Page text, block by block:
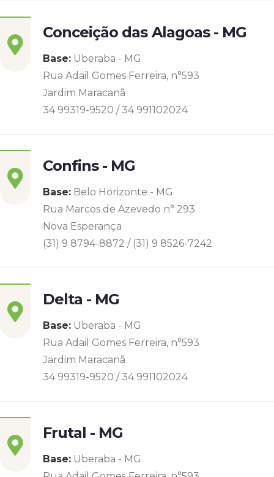
Conceição das Alagoas - MG
Base: Uberaba - MG
Rua Adail Gomes Ferreira, n°593
Jardim Maracanã
34 99319-9520 / 34 991102024
Confins - MG
Base: Belo Horizonte - MG
Rua Marcos de Azevedo n° 293
Nova Esperança
(31) 9 8794-8872 / (31) 9 8526-7242
Delta - MG
Base: Uberaba - MG
Rua Adail Gomes Ferreira, n°593
Jardim Maracanã
34 99319-9520 / 34 991102024
Frutal - MG
Base: Uberaba - MG